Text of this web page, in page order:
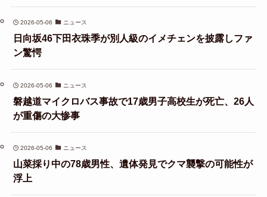
2026-05-06 ニュース
日向坂46下田衣珠季が別人級のイメチェンを披露しファ
ン驚愕
2026-05-06 ニュース
磐越道マイクロバス事故で17歳男子高校生が死亡、26人
が重傷の大惨事
2026-05-06 ニュース
山菜採り中の78歳男性、遺体発見でクマ襲撃の可能性が
浮上